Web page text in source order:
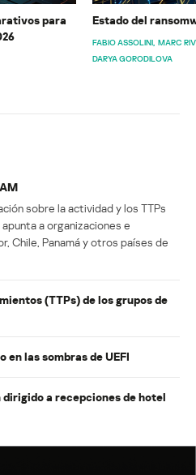
para
Estado del
FABIO ASSOLINI MARC
DARYA GORODILOVA
sobre la actividad y los TTPs
a organizaciones e
Chile, Panamá y otros países de
(TTPs) de los grupos de
en las sombras de UEFI
a recepciones de hotel